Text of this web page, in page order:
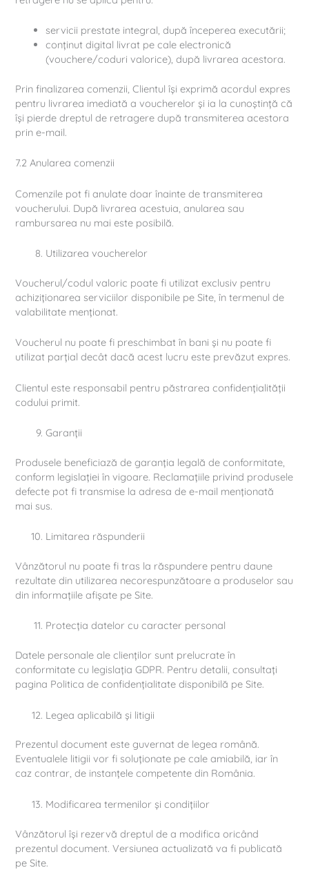
servicii prestate integral, după începerea executării;
conținut digital livrat pe cale electronică
(vouchere/coduri valorice), după livrarea acestora.
Prin finalizarea comenzii, Clientul își exprimă acordul expres
pentru livrarea imediată a voucherelor și ia la cunoștință că
își pierde dreptul de retragere după transmiterea acestora
prin e-mail.
7.2 Anularea comenzii
Comenzile pot fi anulate doar înainte de transmiterea
voucherului. După livrarea acestuia, anularea sau
rambursarea nu mai este posibilă.
Utilizarea voucherelor
Voucherul/codul valoric poate fi utilizat exclusiv pentru
achiziționarea serviciilor disponibile pe Site, în termenul de
valabilitate menționat.
Voucherul nu poate fi preschimbat în bani și nu poate fi
utilizat parțial decât dacă acest lucru este prevăzut expres.
Clientul este responsabil pentru păstrarea confidențialității
codului primit.
Garanții
Produsele beneficiază de garanția legală de conformitate,
conform legislației în vigoare. Reclamațiile privind produsele
defecte pot fi transmise la adresa de e-mail menționată
mai sus.
Limitarea răspunderii
Vânzătorul nu poate fi tras la răspundere pentru daune
rezultate din utilizarea necorespunzătoare a produselor sau
din informațiile afișate pe Site.
Protecția datelor cu caracter personal
Datele personale ale clienților sunt prelucrate în
conformitate cu legislația GDPR. Pentru detalii, consultați
pagina Politica de confidențialitate disponibilă pe Site.
Legea aplicabilă și litigii
Prezentul document este guvernat de legea română.
Eventualele litigii vor fi soluționate pe cale amiabilă, iar în
caz contrar, de instanțele competente din România.
Modificarea termenilor și condițiilor
Vânzătorul își rezervă dreptul de a modifica oricând
prezentul document. Versiunea actualizată va fi publicată
pe Site.